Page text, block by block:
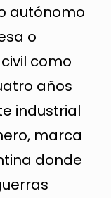
autónomo
o
como
años
industrial
marca
donde